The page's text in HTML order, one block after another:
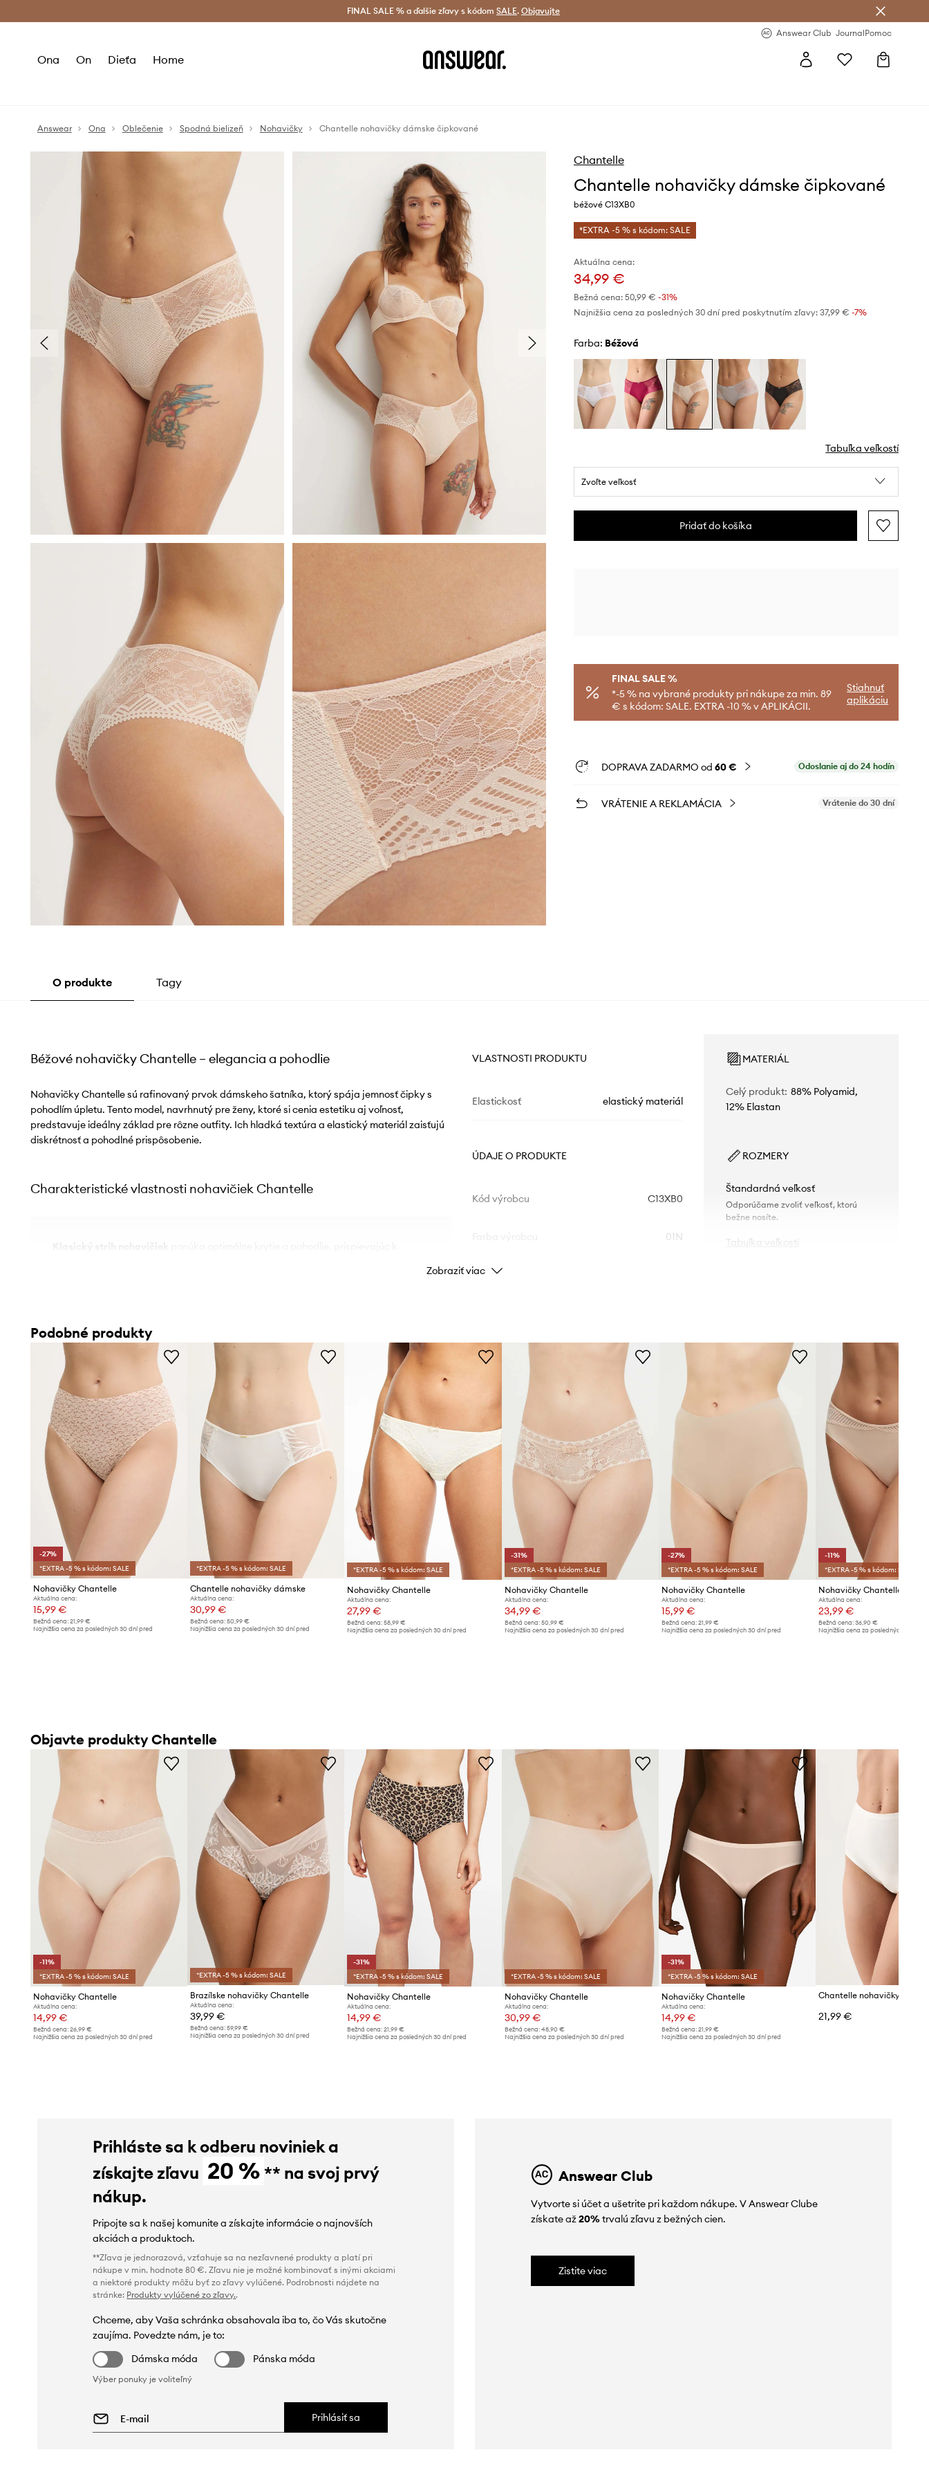
Bezplatná doprava od 60 € > Doručenie aj do 24 h >
FINAL SALE % a ďalšie zľavy s kódom SALE. Objavujte
Answear Club JournalPomoc
Ona On Dieťa Home
Answear Ona Oblečenie Spodná bielizeň Nohavičky Chantelle nohavičky dámske čipkované
Chantelle
Chantelle nohavičky dámske čipkované
béžové C13XB0
*EXTRA -5 % s kódom: SALE
Aktuálna cena:
34,99 €
Bežná cena: 50,99 € -31%
Najnižšia cena za posledných 30 dní pred poskytnutím zľavy: 37,99 € -7%
Farba: béžová
Tabuľka veľkostí
Zvoľte veľkosť
Pridať do košíka
FINAL SALE %
*-5 % na vybrané produkty pri nákupe za min. 89
€ s kódom: SALE. EXTRA -10 % v APLIKÁCII.
Stiahnuť
aplikáciu
DOPRAVA ZADARMO od 60 € Odoslanie aj do 24 hodín
VRÁTENIE A REKLAMÁCIA Vrátenie do 30 dní
O produkte Tagy
Béžové nohavičky Chantelle – elegancia a pohodlie
Nohavičky Chantelle sú rafinovaný prvok dámskeho šatníka, ktorý spája jemnosť čipky s
pohodlím úpletu. Tento model, navrhnutý pre ženy, ktoré si cenia estetiku aj voľnosť,
predstavuje ideálny základ pre rôzne outfity. Ich hladká textúra a elastický materiál zaisťujú
diskrétnosť a pohodlné prispôsobenie.
Charakteristické vlastnosti nohavičiek Chantelle
Kombinácia čipky a úpletu
vytvára zmyselnú textúru, zároveň zaisťujúc
priedušnosť
Mierny stupeň krytiaumožňuje diskrétnosť, zároveň zvýrazňujúc ženské
krivky
Hladká úpravazaisťuje neviditeľnosť pod oblečením, čo umožňuje nosenie pod
akýmkoľvek outfitom
VLASTNOSTI PRODUKTU
Elastickosť elastický materiál
ÚDAJE O PRODUKTE
Kód výrobcu C13XB0
01N
Farba
ID produktu
MATERIÁL
Celý produkt: 88% Polyamid,
12% Elastan
ROZMERY
Štandardná veľkosť
Odporúčame zvoliť veľkosť, ktorú
bežne nosíte.
Tabuľka veľkostí
Zobraziť viac
Podobné produkty
-27%
*EXTRA -5 % s kódom: SALE
Nohavičky Chantelle
Aktuálna cena:
15,99 €
Bežná cena: 21,99 €
Najnižšia cena za posledných 30 dní pred
*EXTRA -5 % s kódom: SALE
Chantelle nohavičky dámske
Aktuálna cena:
30,99 €
Bežná cena:50,99 €
Najnižšia cena za posledných 30 dní pred
*EXTRA -5 % s kódom: SALE
Nohavičky Chantelle
Aktuálna cena:
27,99 €
Bežná cena: 58,99 €
Najnižšia cena za posledných 30 dní pred
-31%
*EXTRA -5 % s kódom: SALE
Nohavičky Chantelle
Aktuálna cena:
34,99 €
Bežná cena: 50,99 €
Najnižšia cena za posledných 30 dní pred
-27%
*EXTRA -5 % s kódom: SALE
Nohavičky Chantelle
Aktuálna cena:
15,99 €
Bežná cena:21,99 €
Najnižšia cena za posledných 30 dní pred
-11%
*EXTRA -5 % s kódom: SALE
Nohavičky Chantelle
Aktuálna cena:
23,99 €
Bežná cena: 36,90 €
Najnižšia cena za posledných 30 dní
Objavte produkty Chantelle
-11%
*EXTRA -5 % s kódom: SALE
Nohavičky Chantelle
Aktuálna cena:
14,99 €
Bežná cena: 26,99 €
Najnižšia cena za posledných 30 dní pred
*EXTRA -5 % s kódom: SALE
Brazílske nohavičky Chantelle
Aktuálna cena:
39,99 €
Bežná cena:59,99 €
Najnižšia cena za posledných 30 dní pred
-31%
*EXTRA -5 % s kódom: SALE
Nohavičky Chantelle
Aktuálna cena:
14,99 €
Bežná cena: 21,99 €
Najnižšia cena za posledných 30 dní pred
*EXTRA -5 % s kódom: SALE
Nohavičky Chantelle
Aktuálna cena:
30,99 €
Bežná cena: 48,90 €
Najnižšia cena za posledných 30 dní pred
-31%
*EXTRA -5 % s kódom: SALE
Nohavičky Chantelle
Aktuálna cena:
14,99 €
Bežná cena:21,99 €
Najnižšia cena za posledných 30 dní pred
Chantelle nohavičky
21,99 €
Prihláste sa k odberu noviniek a
získajte zľavu 20 % ** na svoj prvý
nákup.
Pripojte sa k našej komunite a získajte informácie o najnovších
akciách a produktoch.
**Zľava je jednorazová, vzťahuje sa na nezľavnené produkty a platí pri
nákupe v min. hodnote 80 €. Zľavu nie je možné kombinovať s inými akciami
a niektoré produkty môžu byť zo zľavy vylúčené. Podrobnosti nájdete na
stránke: Produkty vylúčené zo zľavy..
Chceme, aby Vaša schránka obsahovala iba to, čo Vás skutočne
zaujíma. Povedzte nám, je to:
Dámska móda
Pánska móda
Výber ponuky je voliteľný
Prihlásiť sa
Answear Club
Vytvorte si účet a ušetrite pri každom nákupe. V Answear Clube
získate až20%trvalú zľavu z bežných cien.
Zistite viac